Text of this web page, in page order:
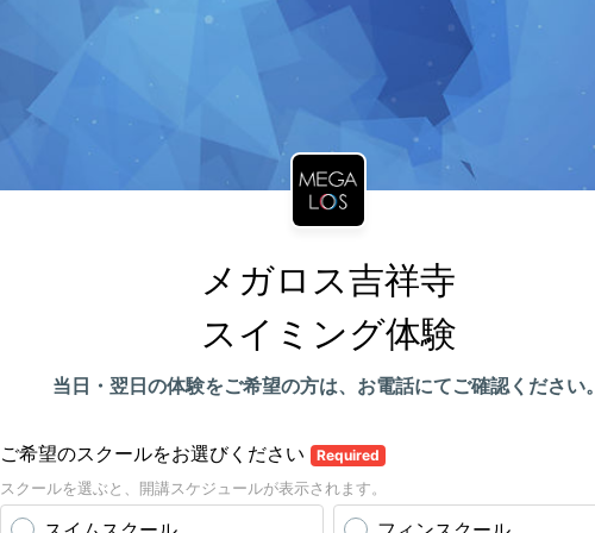
メガロス吉祥寺
スイミング体験
当日・翌日の体験をご希望の方は、お電話にてご確認ください
ご希望のスクールをお選びください Required
スクールを選ぶと、開講スケジュールが表示されます。